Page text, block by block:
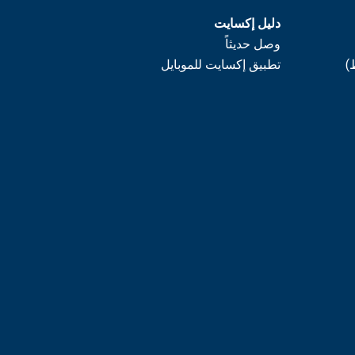
دليل إكسايت
وصل حديثاً
تطبيق إكسايت للموبايل